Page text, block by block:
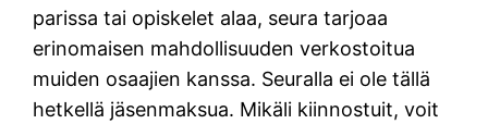
parissa tai opiskelet alaa, seura tarjoaa
erinomaisen mahdollisuuden verkostoitua
muiden osaajien kanssa. Seuralla ei ole tällä
hetkellä jäsenmaksua. Mikäli kiinnostuit, voit